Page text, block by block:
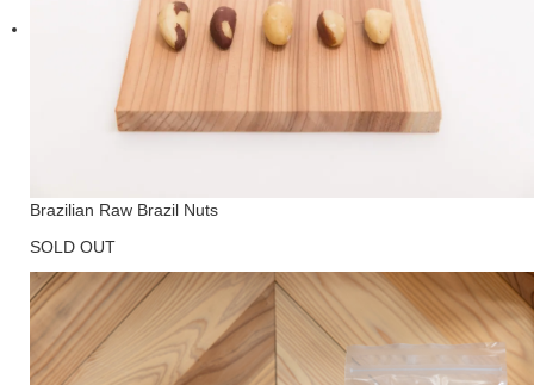
Brazilian Raw Brazil Nuts
SOLD OUT